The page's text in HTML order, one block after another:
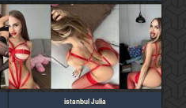
istanbul Julia